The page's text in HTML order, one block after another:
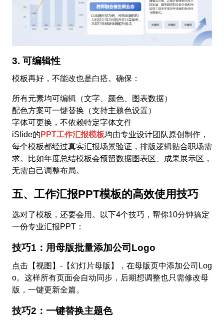
3. 可编辑性
模板再好，不能改也是白搭。确保：
所有元素均可编辑（文字、颜色、图表数据）
配色方案可一键替换（支持主题色设置）
字体可更换，不依赖特定字体文件
iSlide的 PPT工作汇报模板均由专业设计团队原创制作，
每个模板都经过真实汇报场景验证，排版逻辑贴合职场需
求。比如年度总结模板会预留数据图表区、成果展示区，
无需自己调整布局。
五、工作汇报PPT模板的高效使用技巧
选对了模板，还要会用。以下4个技巧，帮你10分钟搞定
一份专业汇报PPT：
技巧1：用母版批量添加公司Logo
点击【视图】-【幻灯片母版】，在母版页中添加公司Log
o。这样所有页面会自动同步，后期想调整也只需修改母
版，一键更新全篇。
技巧2：一键替换主题色